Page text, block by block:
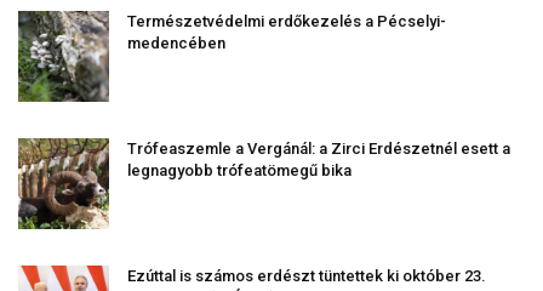
Természetvédelmi erdőkezelés a Pécselyi-
medencében
Trófeaszemle a Vergánál: a Zirci Erdészetnél esett a
legnagyobb trófeatömegű bika
Ezúttal is számos erdészt tüntettek ki október 23.